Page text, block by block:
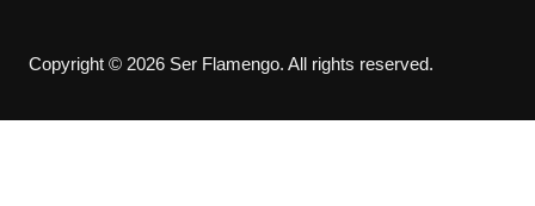
Copyright © 2026 Ser Flamengo. All rights reserved.